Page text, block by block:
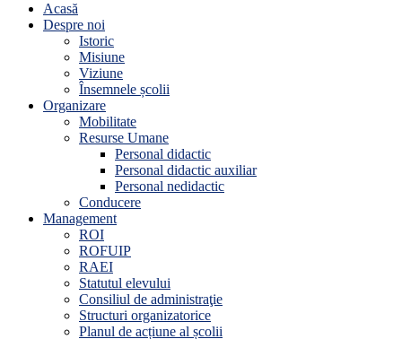
Acasă
Despre noi
Istoric
Misiune
Viziune
Însemnele școlii
Organizare
Mobilitate
Resurse Umane
Personal didactic
Personal didactic auxiliar
Personal nedidactic
Conducere
Management
ROI
ROFUIP
RAEI
Statutul elevului
Consiliul de administraţie
Structuri organizatorice
Planul de acțiune al școlii